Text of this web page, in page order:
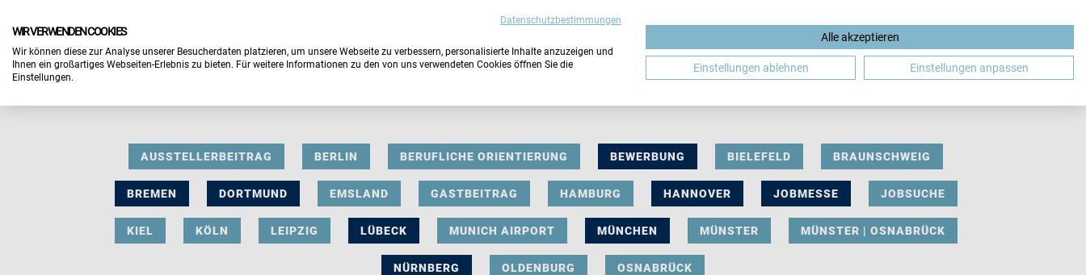
DE
AUSSTELLERBEITRAG BERLIN BERUFLICHE ORIENTIERUNG BEWERBUNG BIELEFELD BRAUNSCHWEIG
BREMEN DORTMUND EMSLAND GASTBEITRAG HAMBURG HANNOVER JOBMESSE JOBSUCHE
KIEL KÖLN LEIPZIG LÜBECK MUNICH AIRPORT MÜNCHEN MÜNSTER MÜNSTER | OSNABRÜCK
NÜRNBERG OLDENBURG OSNABRÜCK
Datenschutzbestimmungen
WIR VERWENDEN COOKIES
Wir können diese zur Analyse unserer Besucherdaten platzieren, um unsere Webseite zu verbessern, personalisierte Inhalte anzuzeigen und
Ihnen ein großartiges Webseiten-Erlebnis zu bieten. Für weitere Informationen zu den von uns verwendeten Cookies öffnen Sie die
Einstellungen.
Alle akzeptieren
Einstellungen ablehnen Einstellungen anpassen